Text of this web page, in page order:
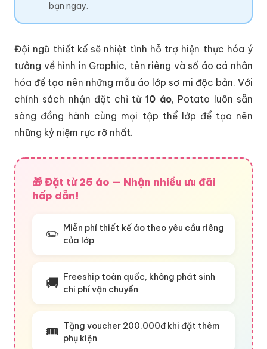
bạn ngay.
Đội ngũ thiết kế sẽ nhiệt tình hỗ trợ hiện thực hóa ý
tưởng về hình in Graphic, tên riêng và số áo cá nhân
hóa để tạo nên những mẫu áo lớp sơ mi độc bản. Với
chính sách nhận đặt chỉ từ 10 áo, Potato luôn sẵn
sàng đồng hành cùng mọi tập thể lớp để tạo nên
những kỷ niệm rực rỡ nhất.
🎁 Đặt từ 25 áo — Nhận nhiều ưu đãi
hấp dẫn!
✏️ Miễn phí thiết kế áo theo yêu cầu riêng
của lớp
🚚 Freeship toàn quốc, không phát sinh
chi phí vận chuyển
🎟️ Tặng voucher 200.000đ khi đặt thêm
phụ kiện